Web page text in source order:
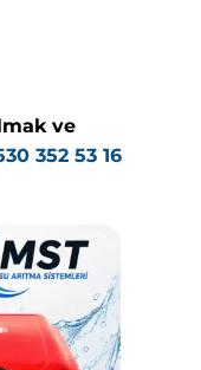
ve
352 53 16